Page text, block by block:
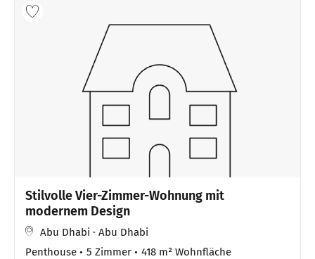
Stilvolle Vier-Zimmer-Wohnung mit
modernem Design
Abu Dhabi · Abu Dhabi
Penthouse
5 Zimmer
418 m² Wohnfläche